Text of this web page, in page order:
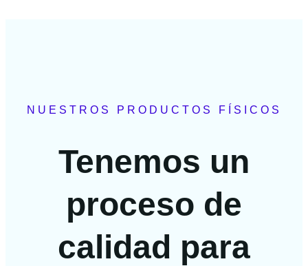
NUESTROS PRODUCTOS FÍSICOS
Tenemos un
proceso de
calidad para